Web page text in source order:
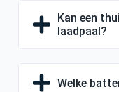
Kan een
laadpaal?
Welke